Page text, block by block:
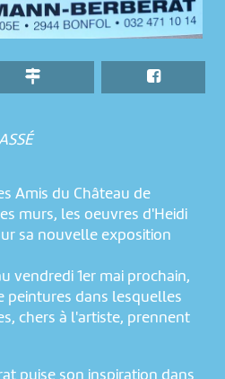
Amis du Château de
murs, les oeuvres d'Heidi
sa nouvelle exposition
vendredi 1er mai prochain,
peintures dans lesquelles
chers à l'artiste, prennent
puise son inspiration dans